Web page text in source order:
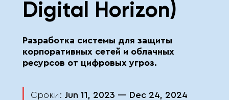
Digital Horizon)
Разработка системы для защиты
корпоративных сетей и облачных
ресурсов от цифровых угроз.
Сроки: Jun 11, 2023 — Dec 24, 2024